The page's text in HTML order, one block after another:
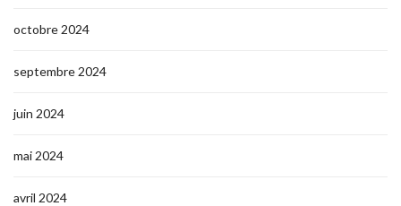
octobre 2024
septembre 2024
juin 2024
mai 2024
avril 2024